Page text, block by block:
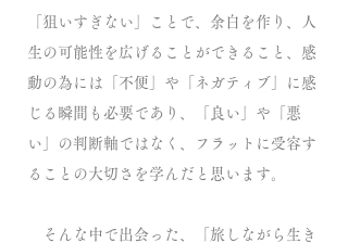
「狙いすぎない」ことで、余白を作り、人
生の可能性を広げることができること、感
動の為には「不便」や「ネガティブ」に感
じる瞬間も必要であり、「良い」や「悪
い」の判断軸ではなく、フラットに受容す
ることの大切さを学んだと思います。
そんな中で出会った、「旅しながら生き